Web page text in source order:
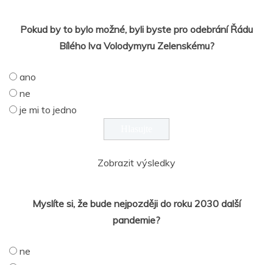
Pokud by to bylo možné, byli byste pro odebrání Řádu
Bílého lva Volodymyru Zelenskému?
ano
ne
je mi to jedno
Zobrazit výsledky
Myslíte si, že bude nejpozději do roku 2030 další
pandemie?
ne